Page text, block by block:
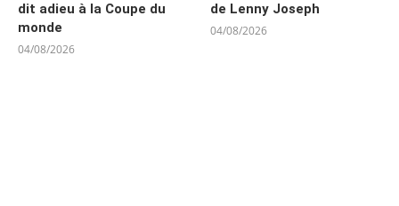
dit adieu à la Coupe du
monde
04/08/2026
de Lenny Joseph
04/08/2026